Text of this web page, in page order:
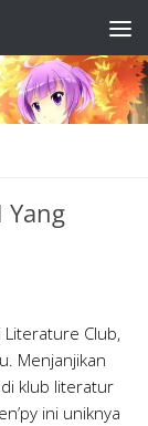
Literature Club,
Menjanjikan
klub literatur
ini uniknya